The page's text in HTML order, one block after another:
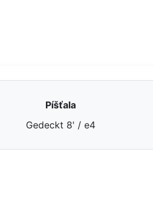
Píšťala
Gedeckt 8' / e4